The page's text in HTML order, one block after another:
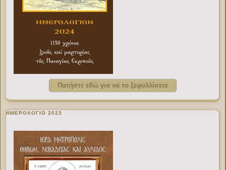
Πατήστε εδώ για να το ξεφυλλίσετε
ΗΜΕΡΟΛΟΓΙΟ 2023